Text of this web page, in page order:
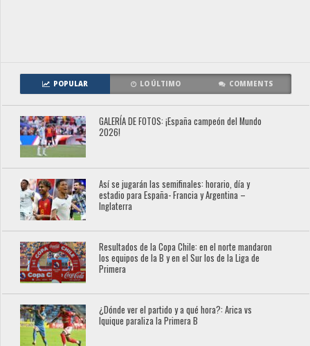
POPULAR LO ÚLTIMO COMMENTS
GALERÍA DE FOTOS: ¡España campeón del Mundo
2026!
Así se jugarán las semifinales: horario, día y
estadio para España- Francia y Argentina –
Inglaterra
Resultados de la Copa Chile: en el norte mandaron
los equipos de la B y en el Sur los de la Liga de
Primera
¿Dónde ver el partido y a qué hora?: Arica vs
Iquique paraliza la Primera B